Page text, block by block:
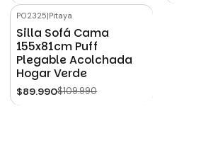
P02325|Pitaya
Silla Sofá Cama
155x81cm Puff
Plegable Acolchada
Hogar Verde
$89.990$109.990